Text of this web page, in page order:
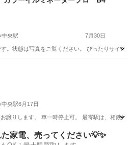
中央駅 7月30日
。状態は写真をご覧ください。 ぴったりサイ
中央駅6月17日
譲りします。 車一時停止可。 最寄駅は、相鉄
駅 収納家具 譲り
た家電、売ってください💡✨